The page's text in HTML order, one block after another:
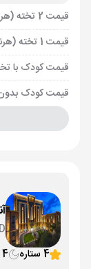
قیمت 2 تخته (هرنفر)
قیمت 1 تخته (هرنفر)
قیمت کودک با
قیمت کودک
4 ستاره
4 شب